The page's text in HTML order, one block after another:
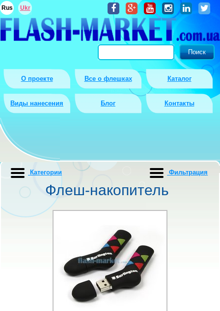
О проекте Все о флешках Каталог
Виды нанесения Блог Контакты
Rus Ukr
Флеш-накопитель
Категории Фильтрация